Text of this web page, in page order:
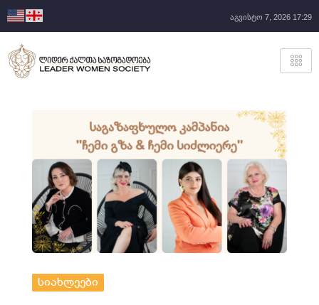
აგვისტო 7, 2026 17:29
სიახლეები